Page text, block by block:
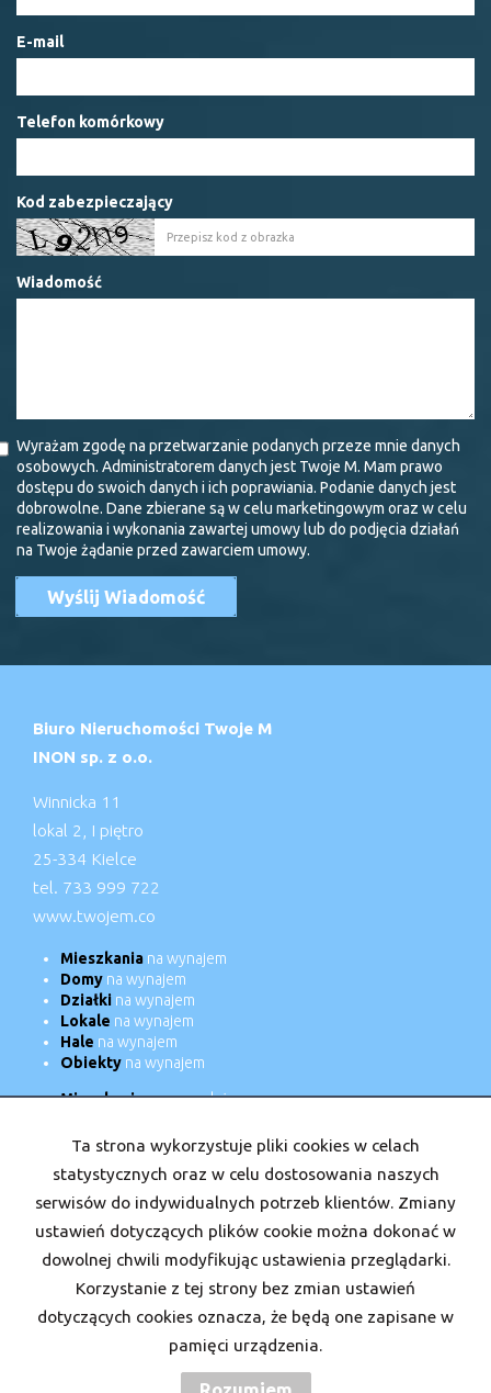
E-mail
Telefon komórkowy
Kod zabezpieczający
Wiadomość
Wyrażam zgodę na przetwarzanie podanych przeze mnie danych
osobowych. Administratorem danych jest Twoje M. Mam prawo
dostępu do swoich danych i ich poprawiania. Podanie danych jest
dobrowolne. Dane zbierane są w celu marketingowym oraz w celu
realizowania i wykonania zawartej umowy lub do podjęcia działań
na Twoje żądanie przed zawarciem umowy.
Biuro Nieruchomości Twoje M
INON sp. z o.o.
Winnicka 11
lokal 2, I piętro
25-334 Kielce
tel. 733 999 722
www.twojem.co
Mieszkania na wynajem
Domy na wynajem
Działki na wynajem
Lokale na wynajem
Hale na wynajem
Obiekty na wynajem
Mieszkaniana sprzedaż
Działkina sprzedaż
Halena sprzedaż
Obiektyna sprzedaż
Strona główna Nasi doradcy Kariera Kontakt Kup
Sprzedaj
Ta strona wykorzystuje pliki cookies w celach
statystycznych oraz w celu dostosowania naszych
serwisów do indywidualnych potrzeb klientów. Zmiany
ustawień dotyczących plików cookie można dokonać w
dowolnej chwili modyfikując ustawienia przeglądarki.
Korzystanie z tej strony bez zmian ustawień
dotyczących cookies oznacza, że będą one zapisane w
pamięci urządzenia.